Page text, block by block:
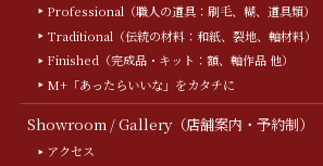
Professional（職人の道具：刷毛、糊、道具類）
Traditional（伝統の材料：和紙、裂地、軸材料）
Finished（完成品・キット：額、軸作品 他）
M+「あったらいいな」をカタチに
Showroom / Gallery（店舗案内・予約制）
アクセス